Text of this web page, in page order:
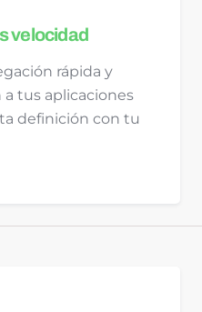
velocidad
rápida y
tus aplicaciones
definición con tu